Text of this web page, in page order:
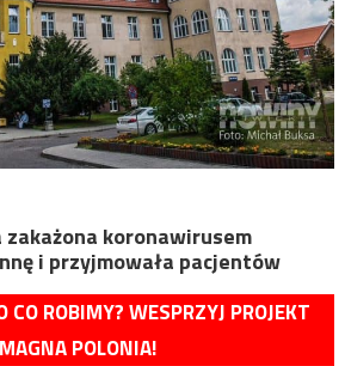
zakażona koronawirusem
i przyjmowała pacjentów
CO ROBIMY? WESPRZYJ PROJEKT
MAGNA POLONIA!